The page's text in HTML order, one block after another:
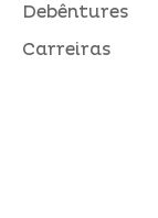
Debêntures
Carreiras